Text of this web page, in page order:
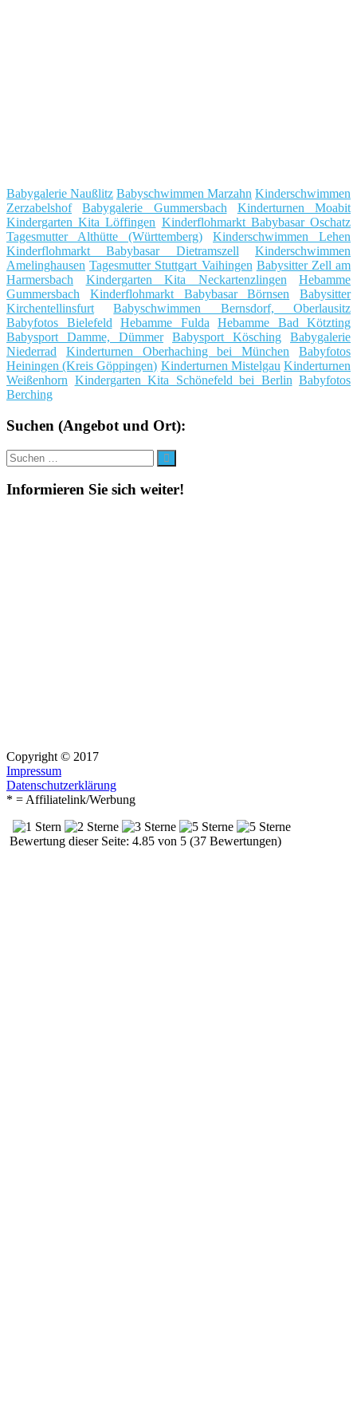
Babygalerie Naußlitz Babyschwimmen Marzahn Kinderschwimmen
Zerzabelshof
Babygalerie Gummersbach
Kinderturnen Moabit
Kindergarten Kita Löffingen Kinderflohmarkt Babybasar Oschatz
Tagesmutter Althütte (Württemberg)
Kinderschwimmen Lehen
Kinderflohmarkt Babybasar Dietramszell
Kinderschwimmen
Amelinghausen Tagesmutter Stuttgart Vaihingen Babysitter Zell am
Harmersbach
Kindergarten Kita Neckartenzlingen
Hebamme
Gummersbach
Kinderflohmarkt Babybasar Börnsen
Babysitter
Kirchentellinsfurt
Babyschwimmen Bernsdorf, Oberlausitz
Babyfotos Bielefeld
Hebamme Fulda
Hebamme Bad Kötzting
Babysport Damme, Dümmer
Babysport Kösching
Babygalerie
Niederrad
Kinderturnen Oberhaching bei München
Babyfotos
Heiningen (Kreis Göppingen) Kinderturnen Mistelgau Kinderturnen
Weißenhorn Kindergarten Kita Schönefeld bei Berlin Babyfotos
Berching
Suchen (Angebot und Ort):
Suche
nach:
Suchen
Informieren Sie sich weiter!
Copyright © 2017
Impressum
Datenschutzerklärung
* = Affiliatelink/Werbung
Bewertung dieser Seite: 4.85 von 5 (37 Bewertungen)